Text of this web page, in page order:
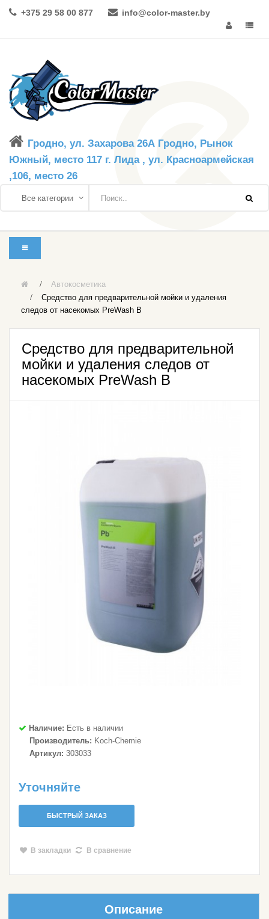
+375 29 58 00 877 info@color-master.by
Гродно, ул. Захарова 26А Гродно, Рынок
Южный, место 117 г. Лида , ул. Красноармейская
,106, место 26
Автокосметика
Средство для предварительной мойки и удаления
следов от насекомых PreWash B
Средство для предварительной
мойки и удаления следов от
насекомых PreWash B
Наличие: Есть в наличии
Производитель: Koch-Chemie
Артикул: 303033
Уточняйте
БЫСТРЫЙ ЗАКАЗ
В закладки В сравнение
Описание